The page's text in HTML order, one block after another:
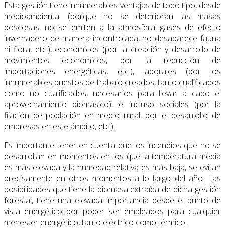
Esta gestión tiene innumerables ventajas de todo tipo, desde
medioambiental (porque no se deterioran las masas
boscosas, no se emiten a la atmósfera gases de efecto
invernadero de manera incontrolada, no desaparece fauna
ni flora, etc.), económicos (por la creación y desarrollo de
movimientos económicos, por la reducción de
importaciones energéticas, etc.), laborales (por los
innumerables puestos de trabajo creados, tanto cualificados
como no cualificados, necesarios para llevar a cabo el
aprovechamiento biomásico), e incluso sociales (por la
fijación de población en medio rural, por el desarrollo de
empresas en este ámbito, etc.).
Es importante tener en cuenta que los incendios que no se
desarrollan en momentos en los que la temperatura media
es más elevada y la humedad relativa es más baja, se evitan
precisamente en otros momentos a lo largo del año. Las
posibilidades que tiene la biomasa extraída de dicha gestión
forestal, tiene una elevada importancia desde el punto de
vista energético por poder ser empleados para cualquier
menester energético, tanto eléctrico como térmico.